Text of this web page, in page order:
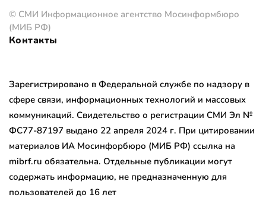
© СМИ Информационное агентство Мосинформбюро
(МИБ РФ)
Контакты
Зарегистрировано в Федеральной службе по надзору в
сфере связи, информационных технологий и массовых
коммуникаций. Свидетельство о регистрации СМИ Эл №
ФС77-87197 выдано 22 апреля 2024 г. При цитировании
материалов ИА Мосинфорбюро (МИБ РФ) ссылка на
mibrf.ru обязательна. Отдельные публикации могут
содержать информацию, не предназначенную для
пользователей до 16 лет